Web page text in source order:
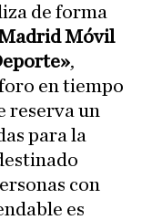
de forma
Móvil
,
en tiempo
reserva un
para la
con
es